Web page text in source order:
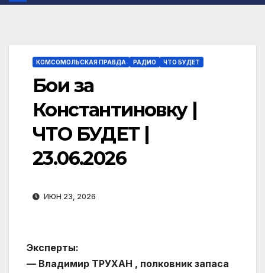
КОМСОМОЛЬСКАЯ ПРАВДА РАДИО ЧТО БУДЕТ
Бои за
Константиновку |
ЧТО БУДЕТ |
23.06.2026
ИЮН 23, 2026
Эксперты:
— Владимир ТРУХАН , полковник запаса